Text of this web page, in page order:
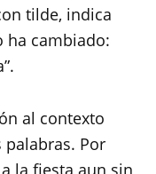
tilde, indica
ha cambiado:
al contexto
palabras. Por
la fiesta aun sin